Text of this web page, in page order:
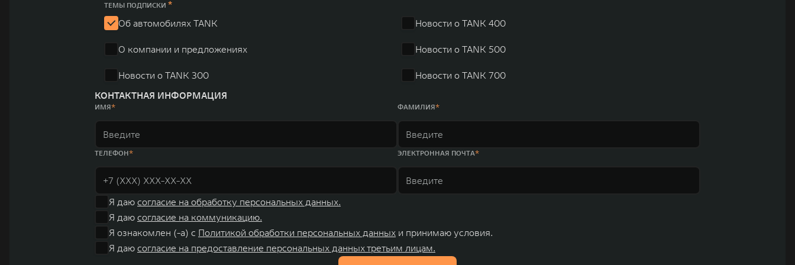
ТЕМЫ ПОДПИСКИ *
Об автомобилях TANK
О компании и предложениях
Новости о TANK 300
Новости о TANK 400
Новости о TANK 500
Новости о TANK 700
КОНТАКТНАЯ ИНФОРМАЦИЯ
ИМЯ ФАМИЛИЯ
ТЕЛЕФОН ЭЛЕКТРОННАЯ ПОЧТА
Я даю согласие на обработку персональных данных.
Я даю согласие на коммуникацию.
Я ознакомлен (-а) с Политикой обработки персональных данных и принимаю условия.
Я даю согласие на предоставление персональных данных третьим лицам.